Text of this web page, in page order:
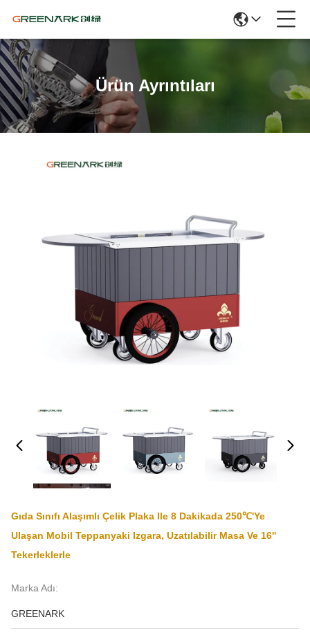
Ürün Ayrıntıları
Gıda Sınıfı Alaşımlı Çelik Plaka Ile 8 Dakikada 250℃'ye
Ulaşan Mobil Teppanyaki Izgara, Uzatılabilir Masa Ve 16''
Tekerleklerle
Marka Adı:
GREENARK